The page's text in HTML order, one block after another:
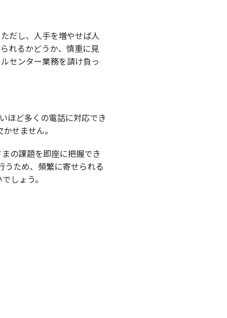
だし、人手を増やせば人
れるかどうか、慎重に見
センター業務を請け負っ
ほど多くの電話に対応でき
せません。
の課題を即座に把握でき
うため、頻繁に寄せられる
しょう。